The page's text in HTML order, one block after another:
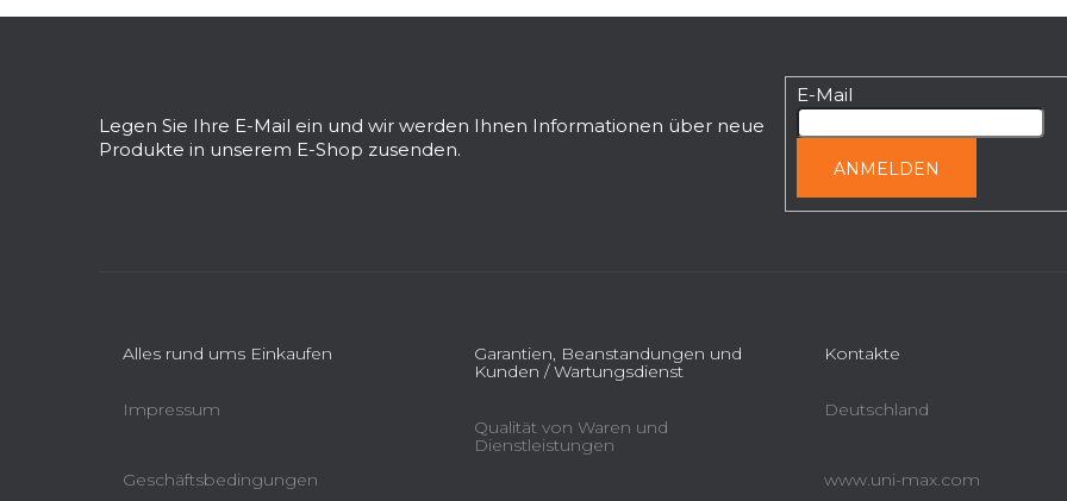
Legen Sie Ihre E-Mail ein und wir werden Ihnen Informationen über neue
Produkte in unserem E-Shop zusenden.
E-Mail
ANMELDEN
Alles rund ums Einkaufen
Impressum
Geschäftsbedingungen
Garantien, Beanstandungen und
Kunden / Wartungsdienst
Qualität von Waren und
Dienstleistungen
Kontakte
Deutschland
www.uni-max.com